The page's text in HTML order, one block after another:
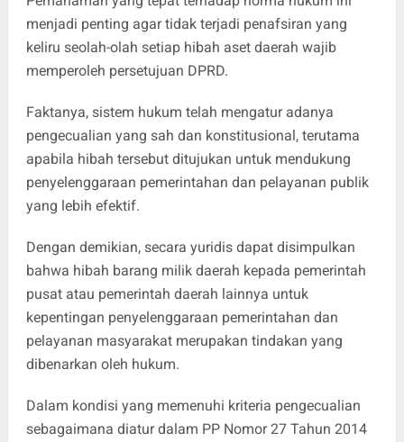
menjadi penting agar tidak terjadi penafsiran yang
keliru seolah-olah setiap hibah aset daerah wajib
memperoleh persetujuan DPRD.
Faktanya, sistem hukum telah mengatur adanya
pengecualian yang sah dan konstitusional, terutama
apabila hibah tersebut ditujukan untuk mendukung
penyelenggaraan pemerintahan dan pelayanan publik
yang lebih efektif.
Dengan demikian, secara yuridis dapat disimpulkan
bahwa hibah barang milik daerah kepada pemerintah
pusat atau pemerintah daerah lainnya untuk
kepentingan penyelenggaraan pemerintahan dan
pelayanan masyarakat merupakan tindakan yang
dibenarkan oleh hukum.
Dalam kondisi yang memenuhi kriteria pengecualian
sebagaimana diatur dalam PP Nomor 27 Tahun 2014